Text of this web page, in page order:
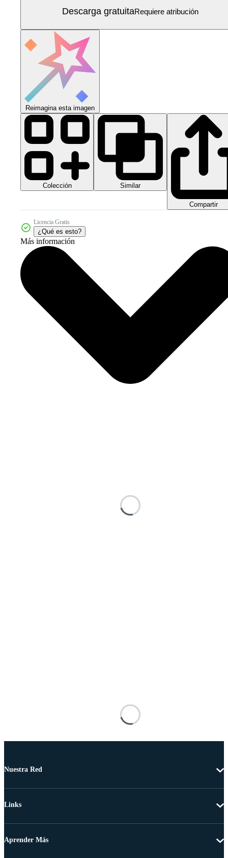
Descarga gratuitaRequiere atribución
Reimagina esta imagen
Colección Similar
Compartir
Licencia Gratis
¿Qué es esto?
Más información
Nuestra Red
Links
Aprender Más